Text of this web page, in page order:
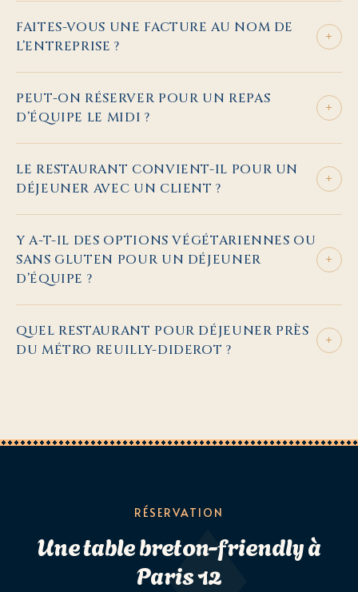
FAITES-VOUS UNE FACTURE AU NOM DE
L’ENTREPRISE ?
+
PEUT-ON RÉSERVER POUR UN REPAS
D’ÉQUIPE LE MIDI ?
+
LE RESTAURANT CONVIENT-IL POUR UN
DÉJEUNER AVEC UN CLIENT ?
+
Y A-T-IL DES OPTIONS VÉGÉTARIENNES OU
SANS GLUTEN POUR UN DÉJEUNER
D’ÉQUIPE ?
+
QUEL RESTAURANT POUR DÉJEUNER PRÈS
DU MÉTRO REUILLY-DIDEROT ?
+
RÉSERVATION
Une table breton-friendly à
Paris 12